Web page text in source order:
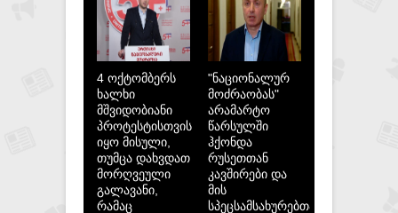
4 ოქტომბერს
ხალხი
მშვიდობიანი
პროტესტისთვის
იყო მისული,
თუმცა დახვდათ
მორღვეული
გალავანი,
რამაც
"ნაციონალურ
მოძრაობას"
არამარტო
წარსულში
ჰქონდა
რუსეთთან
კავშირები და
მის
სპეცსამსახურებთან,